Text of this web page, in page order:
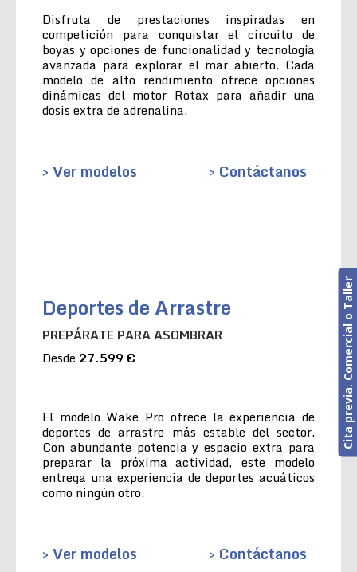
Disfruta de prestaciones inspiradas en
competición para conquistar el circuito de
boyas y opciones de funcionalidad y tecnología
avanzada para explorar el mar abierto. Cada
modelo de alto rendimiento ofrece opciones
dinámicas del motor Rotax para añadir una
dosis extra de adrenalina.
> Ver modelos > Contáctanos
Deportes de Arrastre
PREPÁRATE PARA ASOMBRAR
Desde 27.599 €
El modelo Wake Pro ofrece la experiencia de
deportes de arrastre más estable del sector.
Con abundante potencia y espacio extra para
preparar la próxima actividad, este modelo
entrega una experiencia de deportes acuáticos
como ningún otro.
> Ver modelos > Contáctanos
Cita previa. Comercial o Taller